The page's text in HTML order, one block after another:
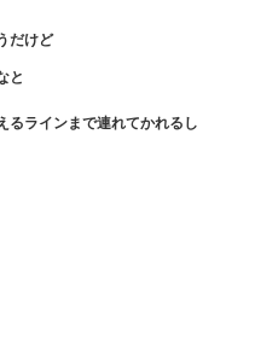
だけど
と
るラインまで連れてかれるし